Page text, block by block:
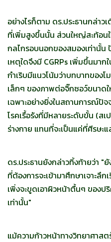
อย่างไรก็ตาม ดร.ประธานกล่าว
ที่เพิ่มสูงขึ้นนั้น ส่วนใหญ่สะท้อน
กลไกรอบนอกของสมองเท่านั้น
เหตุใดจึงมี CGRPs เพิ่มขึ้นมา
กำเริบมีแนวโน้มว่าบทบาทของ
เล็กๆ ของภาพต่อจิ๊กซอว์ขนา
เฉพาะอย่างยิ่งในสถานการณ์ปั
โรคเรื้อรังที่มีหลายระดับขั้น (ส
ร่างกาย แทนที่จะเป็นแค่ที่ศีรษะ
ดร.ประธานยังกล่าวทิ้งท้ายว่า "
ที่ต้องการจะเข้ามาศึกษาเจาะลึก
เพิ่งจะขูดเอาผิวหน้าตื้นๆ ของป
เท่านั้น"
แม้ความก้าวหน้าทางวิทยาศาส